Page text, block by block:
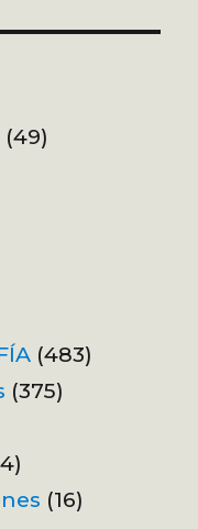
(49)
(483)
(375)
(16)